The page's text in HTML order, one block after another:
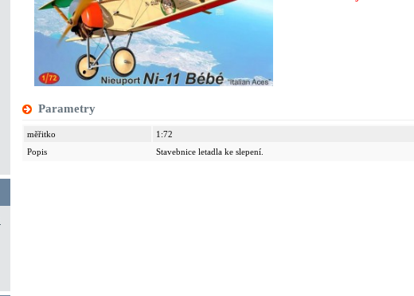
Parametry
měřitko
1:72
Popis
Stavebnice letadla ke slepení.